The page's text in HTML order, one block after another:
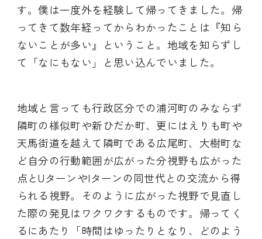
す。僕は一度外を経験して帰ってきました。帰
ってきて数年経ってからわかったことは『知ら
ないことが多い』ということ。地域を知らずし
て「なにもない」と思い込んでいました。
地域と言っても行政区分での浦河町のみならず
隣町の様似町や新ひだか町、更にはえりも町や
天馬街道を越えて隣町である広尾町、大樹町な
ど自分の行動範囲が広がった分視野も広がった
点とUターンやIターンの同世代との交流から得
られる視野。そのように広がった視野で見直し
た際の発見はワクワクするものです。帰ってく
るにあたり「時間はゆったりとなり、どのよう